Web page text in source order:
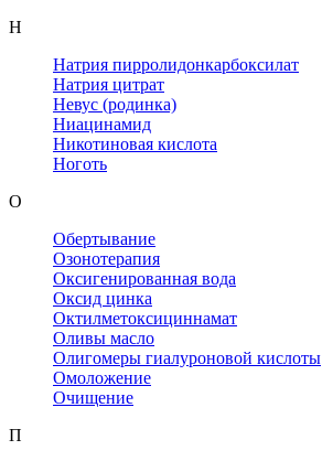
Н
Натрия пирролидонкарбоксилат
Натрия цитрат
Невус (родинка)
Ниацинамид
Никотиновая кислота
Ноготь
О
Обертывание
Озонотерапия
Оксигенированная вода
Оксид цинка
Октилметоксициннамат
Оливы масло
Олигомеры гиалуроновой кислоты
Омоложение
Очищение
П